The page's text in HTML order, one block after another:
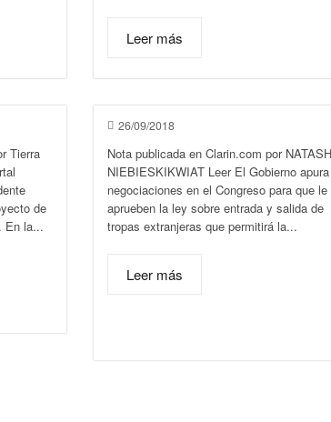
Leer más
Tierra
de
En la...
26/09/2018
Nota publicada en Clarin.com por
NIEBIESKIKWIAT Leer El Gobierno
negociaciones en el Congreso para que le
aprueben la ley sobre entrada y salida de
tropas extranjeras que permitirá la...
Leer más